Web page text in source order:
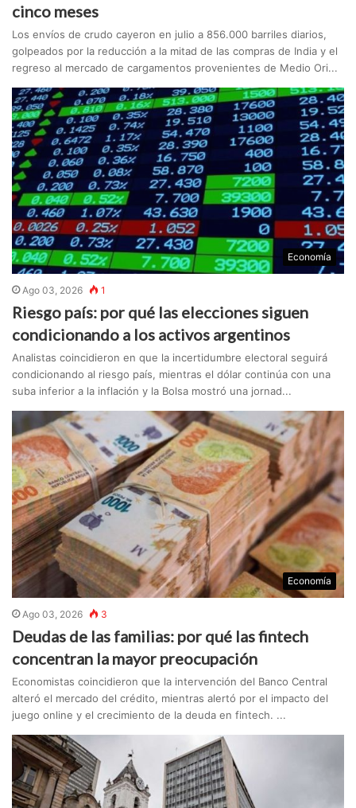
cinco meses
Los envíos de crudo cayeron en julio a 856.000 barriles diarios,
golpeados por la reducción a la mitad de las compras de India y el
regreso al mercado de cargamentos provenientes de Medio Ori...
Economía
Ago 03, 2026 1
Riesgo país: por qué las elecciones siguen
condicionando a los activos argentinos
Analistas coincidieron en que la incertidumbre electoral seguirá
condicionando al riesgo país, mientras el dólar continúa con una
suba inferior a la inflación y la Bolsa mostró una jornad...
Economía
Ago 03, 2026 3
Deudas de las familias: por qué las fintech
concentran la mayor preocupación
Economistas coincidieron que la intervención del Banco Central
alteró el mercado del crédito, mientras alertó por el impacto del
juego online y el crecimiento de la deuda en fintech. ...